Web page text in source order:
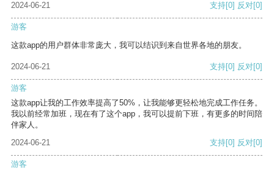
2024-06-21 支持[0] 反对[0]
游客
这款app的用户群体非常庞大，我可以结识到来自世界各地的朋友。
2024-06-21 支持[0] 反对[0]
游客
这款app让我的工作效率提高了50%，让我能够更轻松地完成工作任务。
我以前经常加班，现在有了这个app，我可以提前下班，有更多的时间陪
伴家人。
2024-06-21
支持[0] 反对[0]
游客